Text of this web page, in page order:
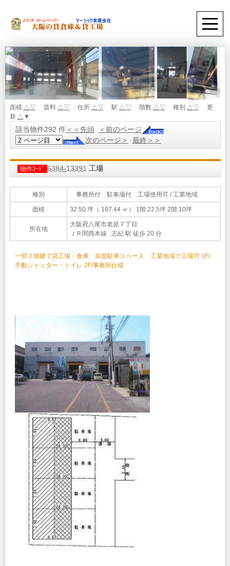
面積 △▽ 賃料 △▽ 住所 △▽ 駅 △▽ 階数 △▽ 種別 △▽ 更
新 △ ▼
該当物件292 件＜＜先頭
＜前のページ
次のページ＞
最終＞＞
物件ｺｰﾄﾞ 6384-13391 工場
種別 事務所付 駐車場付 工場使用可 / 工業地域
面積 32.50 坪（ 107.44 ㎡） 1階:22.5坪 2階:10坪
所在地
大阪府八尾市老原７丁目
ＪＲ関西本線 志紀 駅 徒歩 20 分
一部２階建て貸工場・倉庫 前面駐車スペース 工業地域で工場可 1F/
手動シャッター・トイレ 2F/事務所仕様